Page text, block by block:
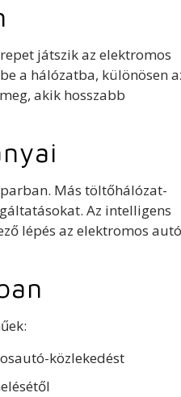
játszik az elektromos
a hálózatba, különösen
akik hosszabb
Más töltőhálózat-
Az intelligens
lépés az elektromos
közlekedést